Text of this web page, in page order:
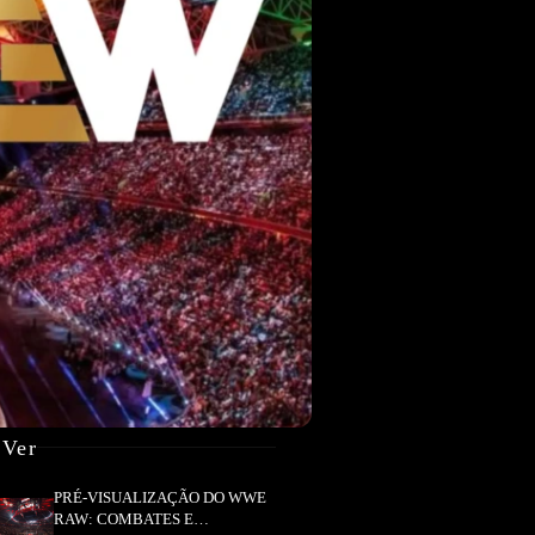
PRÉ-VISUALIZAÇÃO DO WWE
RAW: COMBATES E